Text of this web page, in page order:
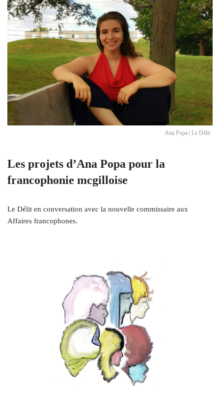
Ana Popa | Le Délit
Les projets d’Ana Popa pour la
francophonie mcgilloise
Le Délit en conversation avec la nouvelle commissaire aux
Affaires francophones.